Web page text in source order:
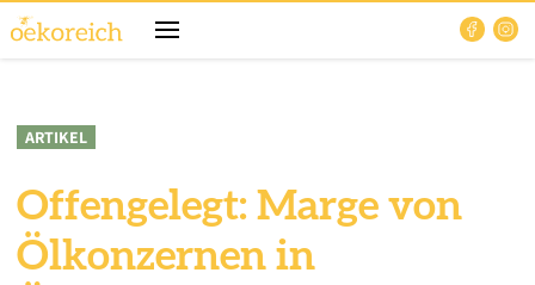
ARTIKEL
Offengelegt: Marge von
Ölkonzernen in